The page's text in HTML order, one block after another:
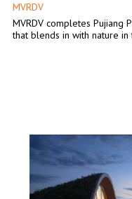
MVRDV
MVRDV completes Pujiang
that blends in with nature